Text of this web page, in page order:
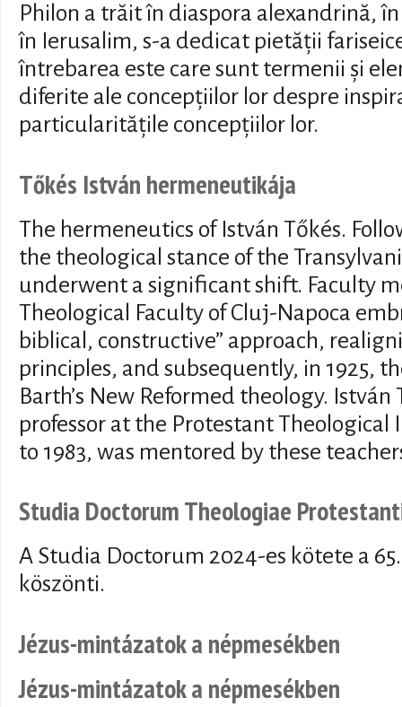
Philon a trăit în diaspora alexandrină,
în Ierusalim, s-a dedicat pietății
întrebarea este care sunt termenii și
diferite ale concepțiilor lor despre
particularitățile concepțiilor lor.
Tőkés István hermeneutikája
The hermeneutics of István Tőkés.
the theological stance of the
underwent a significant shift. Faculty
Theological Faculty of Cluj-Napoca
biblical, constructive” approach,
principles, and subsequently, in 1925,
Barth’s New Reformed theology.
professor at the Protestant Theological
to 1983, was mentored by these
Studia Doctorum Theologiae
A Studia Doctorum 2024-es kötete a
köszönti.
Jézus-mintázatok a népmesékben
Jézus-mintázatok a népmesékben